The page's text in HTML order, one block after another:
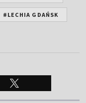
#LECHIA GDAŃSK